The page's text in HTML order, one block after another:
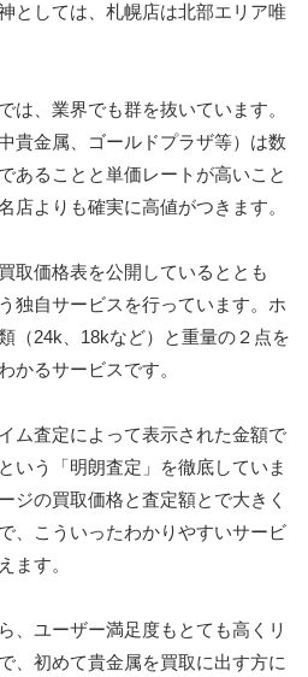
としては、札幌店は北部エリア唯
は、業界でも群を抜いています。
貴金属、ゴールドプラザ等）は数
あることと単価レートが高いこと
店よりも確実に高値がつきます。
取価格表を公開しているととも
独自サービスを行っています。ホ
（24k、18kなど）と重量の２点を
かるサービスです。
ム査定によって表示された金額で
いう「明朗査定」を徹底していま
ジの買取価格と査定額とで大きく
、こういったわかりやすいサービ
ます。
、ユーザー満足度もとても高くリ
、初めて貴金属を買取に出す方に